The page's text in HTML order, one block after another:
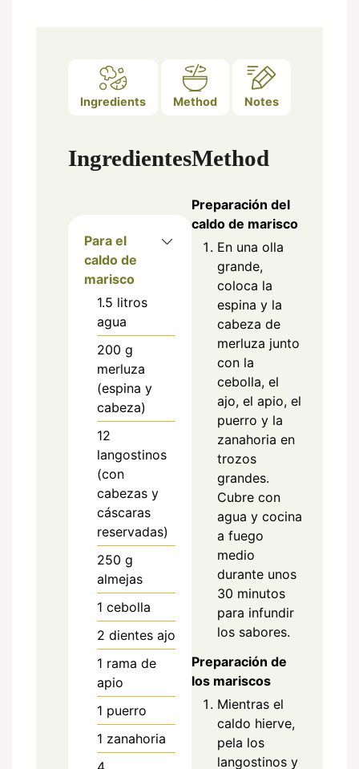
Ingredients Method Notes
Ingredientes
Para el
caldo de
marisco
1.5 litros
agua
200 g
merluza
(espina y
cabeza)
12
langostinos
(con
cabezas y
cáscaras
reservadas)
250 g
almejas
1 cebolla
2 dientes ajo
1 rama de
apio
1 puerro
1 zanahoria
Method
Preparación del
caldo de marisco
En una olla
grande,
coloca la
espina y la
cabeza de
merluza junto
con la
cebolla, el
ajo, el apio, el
puerro y la
zanahoria en
trozos
grandes.
Cubre con
agua y cocina
a fuego
medio
durante unos
30 minutos
para infundir
los sabores.
Preparación de
los mariscos
Mientras el
caldo hierve,
pela los
langostinos y